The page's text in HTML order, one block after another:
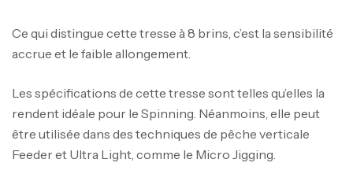
Ce qui distingue cette tresse à 8 brins, c’est la sensibilité
accrue et le faible allongement.
Les spécifications de cette tresse sont telles qu’elles la
rendent idéale pour le Spinning. Néanmoins, elle peut
être utilisée dans des techniques de pêche verticale
Feeder et Ultra Light, comme le Micro Jigging.